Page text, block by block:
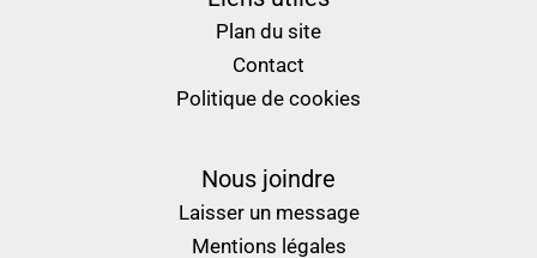
Plan du site
Contact
Politique de cookies
Nous joindre
Laisser un message
Mentions légales